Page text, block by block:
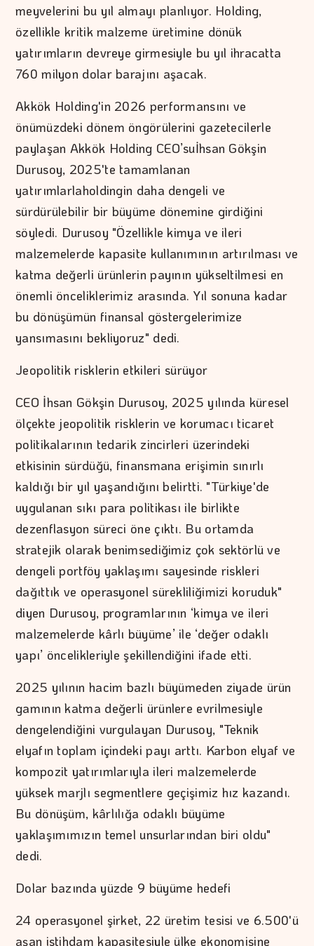
meyvelerini bu yıl almayı planlıyor. Holding,
özellikle kritik malzeme üretimine dönük
yatırımların devreye girmesiyle bu yıl ihracatta
760 milyon dolar barajını aşacak.
Akkök Holding'in 2026 performansını ve
önümüzdeki dönem öngörülerini gazetecilerle
paylaşan Akkök Holding CEO’suİhsan Gökşin
Durusoy, 2025'te tamamlanan
yatırımlarlaholdingin daha dengeli ve
sürdürülebilir bir büyüme dönemine girdiğini
söyledi. Durusoy "Özellikle kimya ve ileri
malzemelerde kapasite kullanımının artırılması ve
katma değerli ürünlerin payının yükseltilmesi en
önemli önceliklerimiz arasında. Yıl sonuna kadar
bu dönüşümün finansal göstergelerimize
yansımasını bekliyoruz" dedi.
Jeopolitik risklerin etkileri sürüyor
CEO İhsan Gökşin Durusoy, 2025 yılında küresel
ölçekte jeopolitik risklerin ve korumacı ticaret
politikalarının tedarik zincirleri üzerindeki
etkisinin sürdüğü, finansmana erişimin sınırlı
kaldığı bir yıl yaşandığını belirtti. "Türkiye'de
uygulanan sıkı para politikası ile birlikte
dezenflasyon süreci öne çıktı. Bu ortamda
stratejik olarak benimsediğimiz çok sektörlü ve
dengeli portföy yaklaşımı sayesinde riskleri
dağıttık ve operasyonel sürekliliğimizi koruduk"
diyen Durusoy, programlarının ‘kimya ve ileri
malzemelerde kârlı büyüme’ ile ‘değer odaklı
yapı’ öncelikleriyle şekillendiğini ifade etti.
2025 yılının hacim bazlı büyümeden ziyade ürün
gamının katma değerli ürünlere evrilmesiyle
dengelendiğini vurgulayan Durusoy, "Teknik
elyafın toplam içindeki payı arttı. Karbon elyaf ve
kompozit yatırımlarıyla ileri malzemelerde
yüksek marjlı segmentlere geçişimiz hız kazandı.
Bu dönüşüm, kârlılığa odaklı büyüme
yaklaşımımızın temel unsurlarından biri oldu"
dedi.
Dolar bazında yüzde 9 büyüme hedefi
24 operasyonel şirket, 22 üretim tesisi ve 6.500'ü
aşan istihdam kapasitesiyle ülke ekonomisine